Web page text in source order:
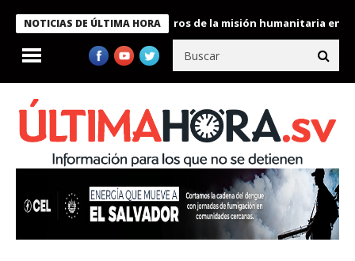
NOTICIAS DE ÚLTIMA HORA
Bukele condecora a miembros de la misión humanitaria enviada a